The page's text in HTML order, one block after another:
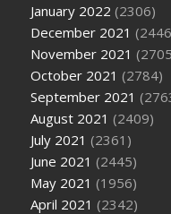
January 2022 (2306)
December 2021
November 2021
October 2021 (2784)
September 2021
August 2021 (2409)
July 2021 (2361)
June 2021 (2445)
May 2021 (1956)
April 2021 (2342)